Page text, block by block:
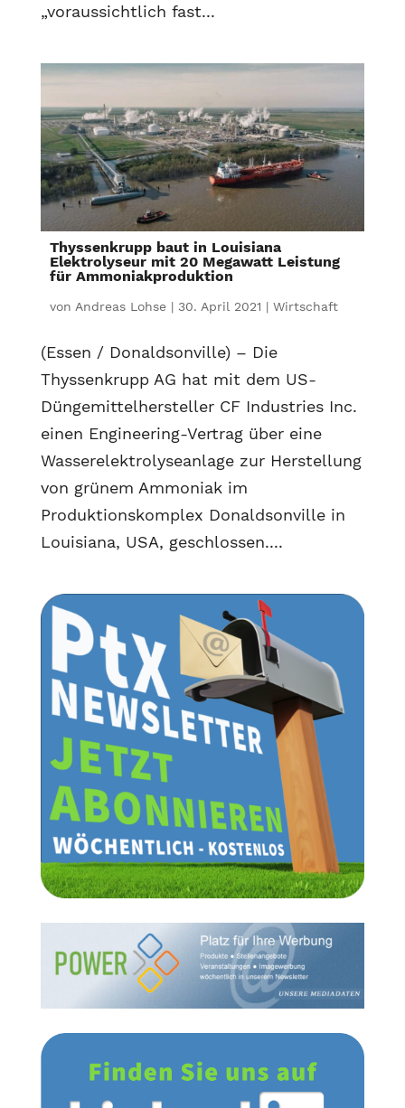
„voraussichtlich fast...
Thyssenkrupp baut in Louisiana
Elektrolyseur mit 20 Megawatt Leistung
für Ammoniakproduktion
von Andreas Lohse| 30. April 2021 | Wirtschaft
(Essen / Donaldsonville) – Die
Thyssenkrupp AG hat mit dem US-
Düngemittelhersteller CF Industries Inc.
einen Engineering-Vertrag über eine
Wasserelektrolyseanlage zur Herstellung
von grünem Ammoniak im
Produktionskomplex Donaldsonville in
Louisiana, USA, geschlossen....